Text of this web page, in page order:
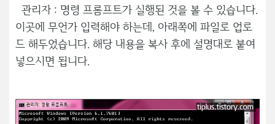
관리자 : 명령 프롬프트가 실행된 것을 볼 수 있습니다.
이곳에 무언가 입력해야 하는데, 아래쪽에 파일로 업로
드 해두었습니다. 해당 내용을 복사 후에 설명대로 붙여
넣으시면 됩니다.